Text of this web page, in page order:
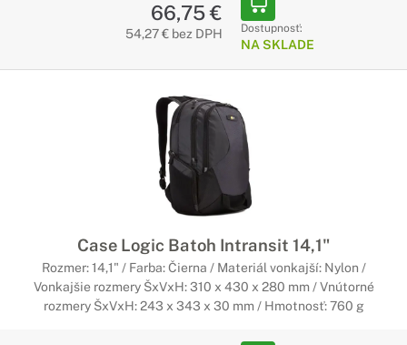
66,75 €
54,27 € bez DPH Dostupnosť:
NA SKLADE
Case Logic Batoh Intransit 14,1"
Rozmer: 14,1" / Farba: Čierna / Materiál vonkajší: Nylon /
Vonkajšie rozmery ŠxVxH: 310 x 430 x 280 mm / Vnútorné
rozmery ŠxVxH: 243 x 343 x 30 mm / Hmotnosť: 760 g